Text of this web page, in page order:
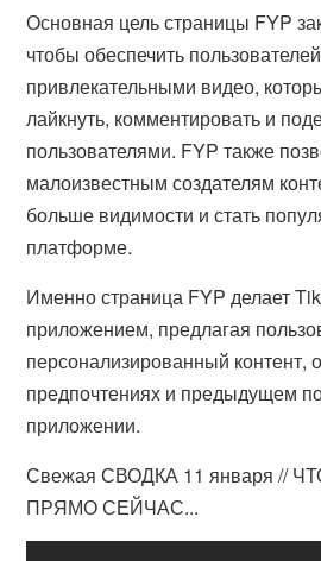
Основная цель страницы FYP
чтобы обеспечить
привлекательными видео,
лайкнуть, комментировать и
пользователями. FYP также
малоизвестным создателям
больше видимости и стать
платформе.
Именно страница FYP делает
приложением, предлагая
персонализированный контент,
предпочтениях и предыдущем
приложении.
Свежая СВОДКА 11 января //
ПРЯМО СЕЙЧАС...